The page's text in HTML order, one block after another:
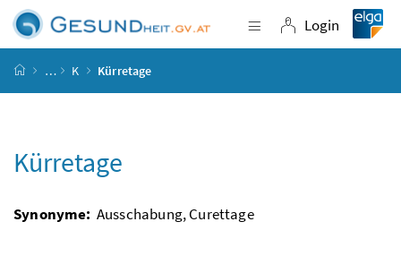
Zum Inhalt
Zum Hauptmenü
Zum Untermenü
Zur Suche
Navigation
Login
Login
Startseite
… K Kürretage
Kürretage
Synonyme: Ausschabung, Curettage